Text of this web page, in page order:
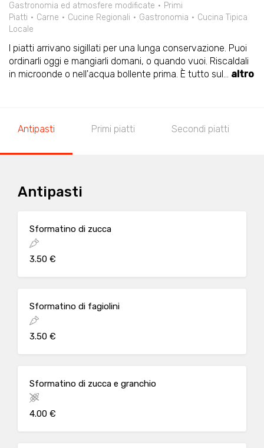
Gastronomia ed atmosfere modificate
Primi
Piatti
Carne Cucine Regionali Gastronomia
Cucina Tipica
Locale
I piatti arrivano sigillati per una lunga conservazione. Puoi
ordinarli oggi e mangiarli domani, o quando vuoi. Riscaldali
in microonde o nell'acqua bollente prima. È tutto sul... altro
Antipasti Primi piatti Secondi piatti
Antipasti
Sformatino di zucca
3.50 €
Sformatino di fagiolini
3.50 €
Sformatino di zucca e granchio
4.00 €